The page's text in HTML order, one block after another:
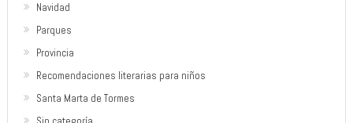
Navidad
Parques
Provincia
Recomendaciones literarias para niños
Santa Marta de Tormes